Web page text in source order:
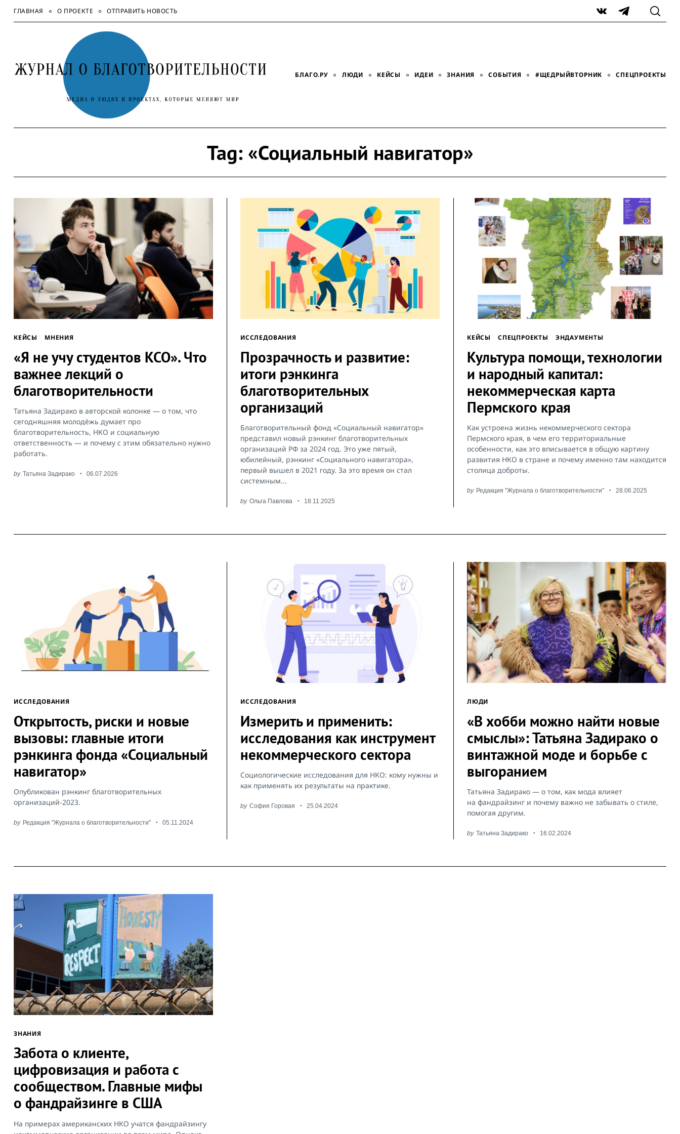
SkipГЛАВНАЯ О ПРОЕКТЕ ОТПРАВИТЬ НОВОСТЬ
VK Telegram
БЛАГО.РУ ЛЮДИ КЕЙСЫ ИДЕИ ЗНАНИЯ СОБЫТИЯ #ЩЕДРЫЙВТОРНИК СПЕЦПРОЕКТЫ
Tag:«Социальный навигатор»
КЕЙСЫ МНЕНИЯ
«Я не учу студентов КСО». Что
важнее лекций о
благотворительности
Татьяна Задирако в авторской колонке — о том, что
сегодняшняя молодёжь думает про
благотворительность, НКО и социальную
ответственность — и почему с этим обязательно нужно
работать.
by Татьяна Задирако 06.07.2026
ИССЛЕДОВАНИЯ
Прозрачность и развитие:
итоги рэнкинга
благотворительных
организаций
Благотворительный фонд «Социальный навигатор»
представил новый рэнкинг благотворительных
организаций РФ за 2024 год. Это уже пятый,
юбилейный, рэнкинг «Социального навигатора»,
первый вышел в 2021 году. За это время он стал
системным...
by Ольга Павлова 18.11.2025
КЕЙСЫ СПЕЦПРОЕКТЫ ЭНДАУМЕНТЫ
Культура помощи, технологии
и народный капитал:
некоммерческая карта
Пермского края
Как устроена жизнь некоммерческого сектора
Пермского края, в чем его территориальные
особенности, как это вписывается в общую картину
развития НКО в стране и почему именно там находится
столица доброты.
by Редакция "Журнала о благотворительности" 28.06.2025
ИССЛЕДОВАНИЯ
Открытость, риски и новые
вызовы: главные итоги
рэнкинга фонда «Социальный
навигатор»
Опубликован рэнкинг благотворительных
организаций-2023.
by Редакция "Журнала о благотворительности" 05.11.2024
ИССЛЕДОВАНИЯ
Измерить и применить:
исследования как инструмент
некоммерческого сектора
Социологические исследования для НКО: кому нужны и
как применять их результаты на практике.
by София Горовая 25.04.2024
ЛЮДИ
«В хобби можно найти новые
смыслы»: Татьяна Задирако о
винтажной моде и борьбе с
выгоранием
Татьяна Задирако — о том, как мода влияет
на фандрайзинг и почему важно не забывать о стиле,
помогая другим.
by Татьяна Задирако 16.02.2024
ЗНАНИЯ
Забота о клиенте,
цифровизация и работа с
сообществом. Главные мифы
о фандрайзинге в США
На примерах американских НКО учатся фандрайзингу